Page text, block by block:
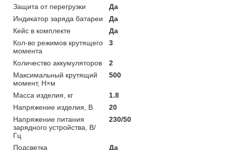
Защита от перегрузки
Да
Индикатор заряда батареи
Да
Кейс в комплекте
Да
Кол-во режимов крутящего
момента
3
Количество аккумуляторов
2
Максимальный крутящий
момент, Н×м
500
Масса изделия, кг
1.8
Напряжение изделия, В
20
Напряжение питания
зарядного устройства, В/
Гц
230/50
Подсветка
Да